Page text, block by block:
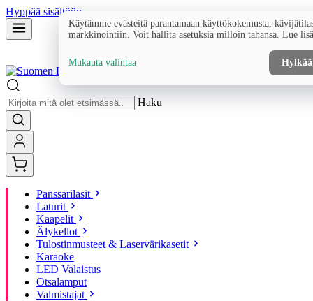
Hyppää sisältöön
Haku
Panssarilasit
Laturit
Kaapelit
Älykellot
Tulostinmusteet & Laservärikasetit
Karaoke
LED Valaistus
Otsalamput
Valmistajat
Käytämme evästeitä parantamaan käyttökokemusta,
markkinointiin. Voit hallita asetuksia milloin tahansa. Lue
Mukauta valintaa Hylkää